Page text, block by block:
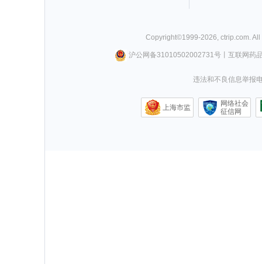
Copyright©1999-2026 ctrip.com .
沪公网备31010502002731号丨 互联网药
违法和不良信息举报
上海市监
网络社会
征信网